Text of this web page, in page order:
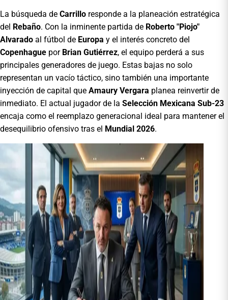
La búsqueda de Carrillo responde a la planeación estratégica
del Rebaño. Con la inminente partida de Roberto "Piojo"
Alvarado al fútbol de Europa y el interés concreto del
Copenhague por Brian Gutiérrez, el equipo perderá a sus
principales generadores de juego. Estas bajas no solo
representan un vacío táctico, sino también una importante
inyección de capital que Amaury Vergara planea reinvertir de
inmediato. El actual jugador de la Selección Mexicana Sub-23
encaja como el reemplazo generacional ideal para mantener el
desequilibrio ofensivo tras el Mundial 2026.